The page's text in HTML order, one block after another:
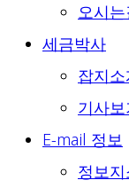
오시는
세금박사
잡지소
기사보
E-mail 정보
정보지